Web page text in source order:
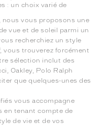
: un choix varié de
, nous vous proposons une
vue et de soleil parmi un
recherchiez un style
vous trouverez forcément
sélection inclut des
Oakley, Polo Ralph
que quelques-unes des
vous accompagne
en tenant compte de
de vie et de vos